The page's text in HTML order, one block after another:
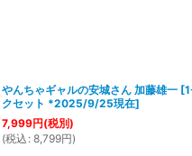
やんちゃギャルの安城さん 加藤雄一 [
クセット *2025/9/25現在]
7,999円(税別)
(税込 : 8,799円)